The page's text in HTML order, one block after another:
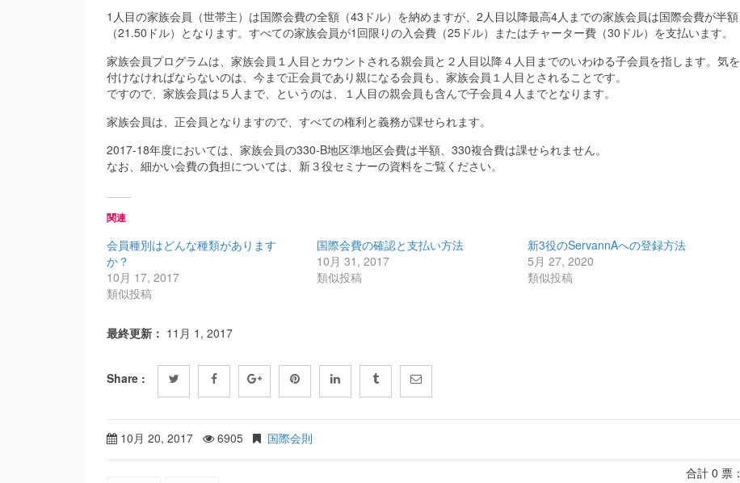
1人目の家族会員（世帯主）は国際会費の全額（43ドル）を納めますが、2人目以降最高4人までの家族会員は国際会費が半額
（21.50ドル）となります。すべての家族会員が1回限りの入会費（25ドル）またはチャーター費（30ドル）を支払います。
家族会員プログラムは、家族会員１人目とカウントされる親会員と２人目以降４人目までのいわゆる子会員を指します。気を
付けなければならないのは、今まで正会員であり親になる会員も、家族会員１人目とされることです。
ですので、家族会員は５人まで、というのは、１人目の親会員も含んで子会員４人までとなります。
家族会員は、正会員となりますので、すべての権利と義務が課せられます。
2017-18年度においては、家族会員の330-B地区準地区会費は半額、330複合費は課せられません。
なお、細かい会費の負担については、新３役セミナーの資料をご覧ください。
関連
会員種別はどんな種類があります
か？
10月 17, 2017
類似投稿
国際会費の確認と支払い方法
10月 31, 2017
類似投稿
新3役のServannAへの登録方法
5月 27, 2020
類似投稿
最終更新： 11月 1, 2017
Share :
10月 20, 2017 6905 国際会則
合計 0 票：